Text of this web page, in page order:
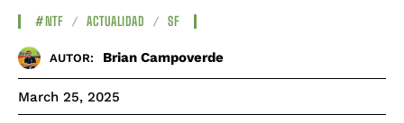
#NTF ACTUALIDAD SF
AUTOR: Brian Campoverde
March 25, 2025